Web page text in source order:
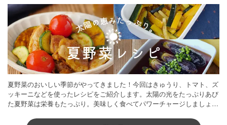
夏野菜のおいしい季節がやってきました！今回はきゅうり、トマト、ズ
ッキーニなどを使ったレシピをご紹介します。太陽の光をたっぷりあび
た夏野菜は栄養もたっぷり。美味しく食べてパワーチャージしましょう